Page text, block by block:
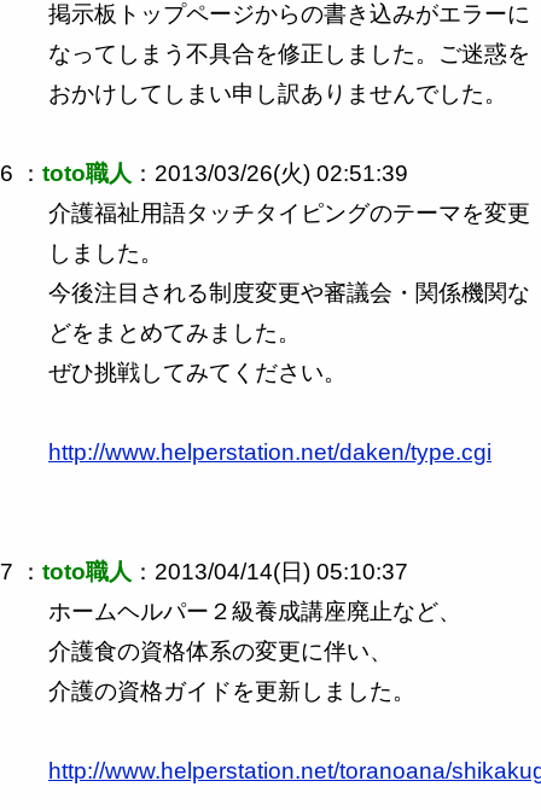
掲示板トップページからの書き込みがエラーに
なってしまう不具合を修正しました。ご迷惑を
おかけしてしまい申し訳ありませんでした。
6 ： toto職人 ：2013/03/26(火) 02:51:39
介護福祉用語タッチタイピングのテーマを変更
しました。
今後注目される制度変更や審議会・関係機関な
どをまとめてみました。
ぜひ挑戦してみてください。
http://www.helperstation.net/daken/type.cgi
7 ： toto職人 ：2013/04/14(日) 05:10:37
ホームヘルパー２級養成講座廃止など、
介護食の資格体系の変更に伴い、
介護の資格ガイドを更新しました。
http://www.helperstation.net/toranoana/